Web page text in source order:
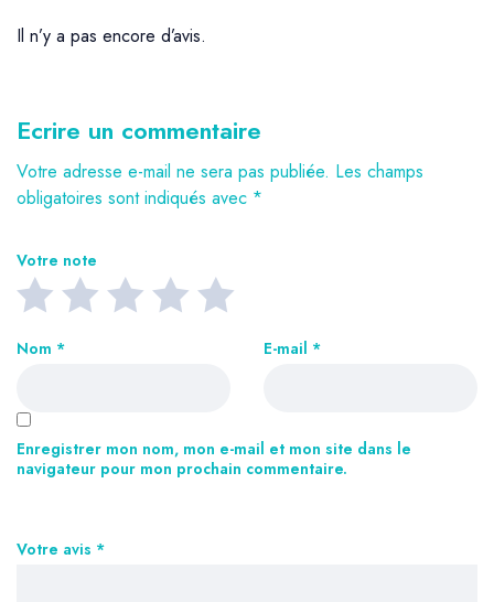
Il n’y a pas encore d’avis.
Ecrire un commentaire
Votre adresse e-mail ne sera pas publiée. Les champs
obligatoires sont indiqués avec *
Votre note
Votre avis *
Nom * E-mail *
Enregistrer mon nom, mon e-mail et mon site dans le
navigateur pour mon prochain commentaire.